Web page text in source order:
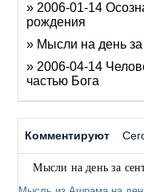
» 2006-01-14
рождения
» Мысли на день
» 2006-04-14
частью Бога
Комментируют
Мысли на день за